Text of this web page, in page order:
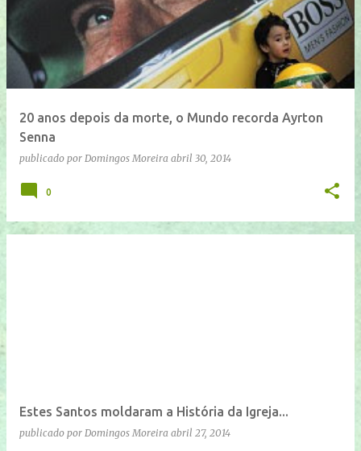
n
s
n
s
20 anos depois da morte, o Mundo recorda Ayrton
Senna
publicado por Domingos Moreira abril 30, 2014
0
Estes Santos moldaram a História da Igreja...
publicado por Domingos Moreira abril 27, 2014